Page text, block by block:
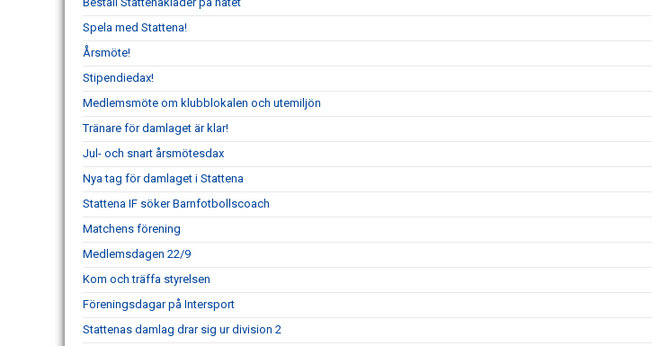
Spela med Stattena!
Årsmöte!
Stipendiedax!
Medlemsmöte om klubblokalen och utemiljön
Tränare för damlaget är klar!
Jul- och snart årsmötesdax
Nya tag för damlaget i Stattena
Stattena IF söker Barnfotbollscoach
Matchens förening
Medlemsdagen 22/9
Kom och träffa styrelsen
Föreningsdagar på Intersport
Stattenas damlag drar sig ur division 2